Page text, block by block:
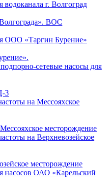
ВОС
3
месторождение
месторождение